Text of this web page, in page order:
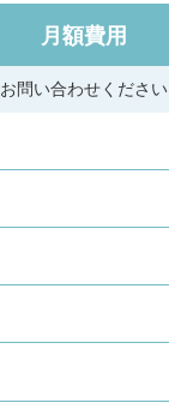
月額費用
お問い合わせください